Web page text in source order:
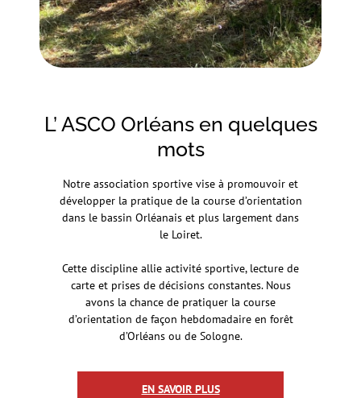
L’ ASCO Orléans en quelques
mots
Notre association sportive vise à promouvoir et
développer la pratique de la course d’orientation
dans le bassin Orléanais et plus largement dans
le Loiret.
Cette discipline allie activité sportive, lecture de
carte et prises de décisions constantes. Nous
avons la chance de pratiquer la course
d’orientation de façon hebdomadaire en forêt
d’Orléans ou de Sologne.
EN SAVOIR PLUS